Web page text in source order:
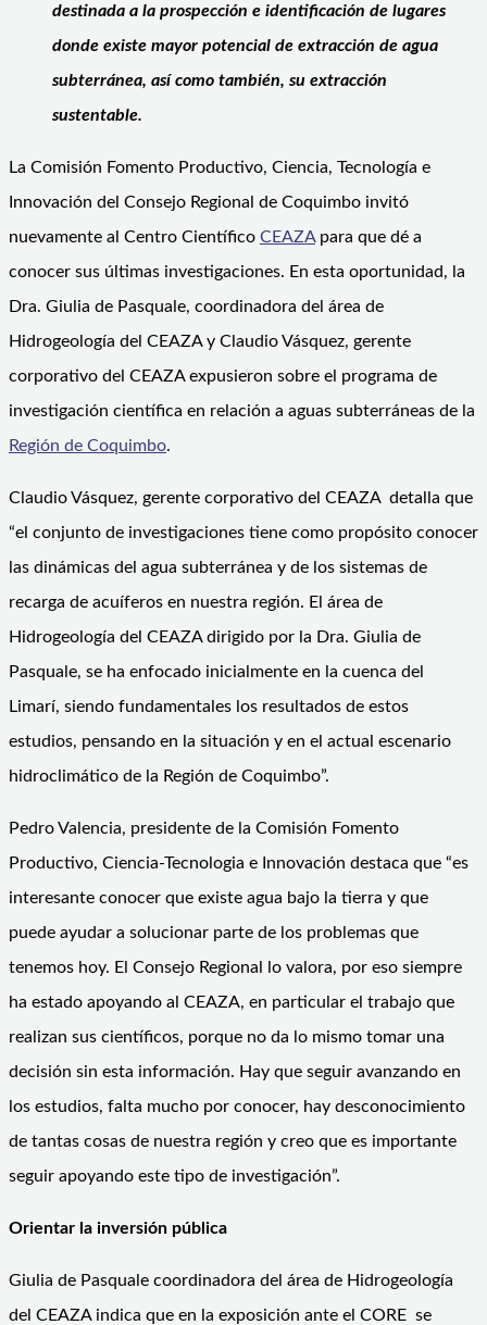
destinada a la prospección e identificación de lugares
donde existe mayor potencial de extracción de agua
subterránea, así como también, su extracción
sustentable.
La Comisión Fomento Productivo, Ciencia, Tecnología e
Innovación del Consejo Regional de Coquimbo invitó
nuevamente al Centro Científico CEAZApara que dé a
conocer sus últimas investigaciones. En esta oportunidad, la
Dra. Giulia de Pasquale, coordinadora del área de
Hidrogeología del CEAZA y Claudio Vásquez, gerente
corporativo del CEAZA expusieron sobre el programa de
investigación científica en relación a aguas subterráneas de la
Región de Coquimbo.
Claudio Vásquez, gerente corporativo del CEAZA detalla que
“el conjunto de investigaciones tiene como propósito conocer
las dinámicas del agua subterránea y de los sistemas de
recarga de acuíferos en nuestra región. El área de
Hidrogeología del CEAZA dirigido por la Dra. Giulia de
Pasquale, se ha enfocado inicialmente en la cuenca del
Limarí, siendo fundamentales los resultados de estos
estudios, pensando en la situación y en el actual escenario
hidroclimático de la Región de Coquimbo”.
Pedro Valencia, presidente de la Comisión Fomento
Productivo, Ciencia-Tecnologia e Innovación destaca que “es
interesante conocer que existe agua bajo la tierra y que
puede ayudar a solucionar parte de los problemas que
tenemos hoy. El Consejo Regional lo valora, por eso siempre
ha estado apoyando al CEAZA, en particular el trabajo que
realizan sus científicos, porque no da lo mismo tomar una
decisión sin esta información. Hay que seguir avanzando en
los estudios, falta mucho por conocer, hay desconocimiento
de tantas cosas de nuestra región y creo que es importante
seguir apoyando este tipo de investigación”.
Orientar la inversión pública
Giulia de Pasquale coordinadora del área de Hidrogeología
del CEAZA indica que en la exposición ante el CORE se